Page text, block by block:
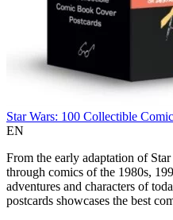
Star Wars: 100 Collectible
EN
From the early adaptation of
through comics of the 1980s,
adventures and characters of
postcards showcases the best